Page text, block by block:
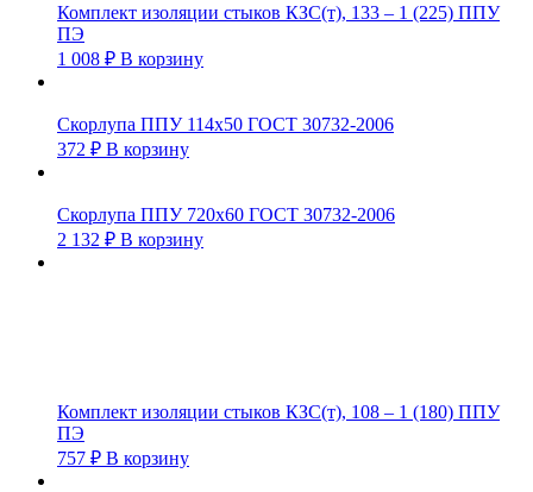
Комплект изоляции стыков КЗС(т), 133 – 1 (225) ППУ
ПЭ
1 008 ₽ В корзину
Скорлупа ППУ 114х50 ГОСТ 30732-2006
372 ₽ В корзину
Скорлупа ППУ 720х60 ГОСТ 30732-2006
2 132 ₽ В корзину
Комплект изоляции стыков КЗС(т), 108 – 1 (180) ППУ
ПЭ
757 ₽ В корзину